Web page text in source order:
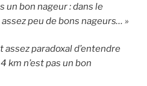
un bon nageur : dans le
peu de bons nageurs… »
assez paradoxal d’entendre
km n’est pas un bon